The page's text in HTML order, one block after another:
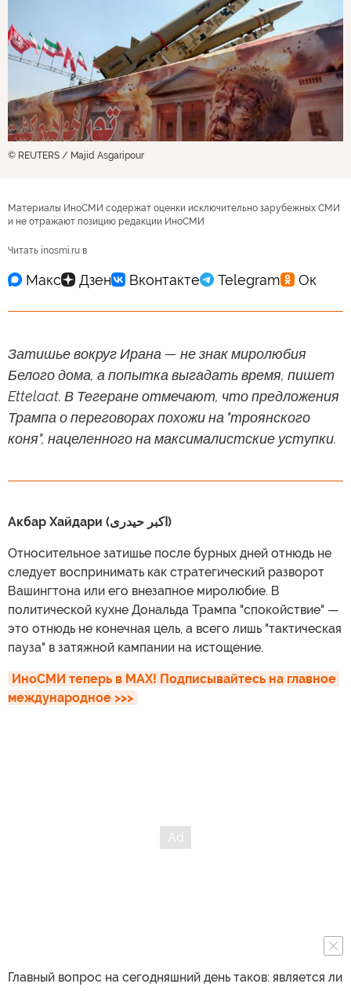
© REUTERS / Majid Asgaripour
Материалы ИноСМИ содержат оценки исключительно зарубежных СМИ
и не отражают позицию редакции ИноСМИ
Читать inosmi.ru в
Затишье вокруг Ирана — не знак миролюбия
Белого дома, а попытка выгадать время, пишет
Ettelaat. В Тегеране отмечают, что предложения
Трампа о переговорах похожи на "троянского
коня", нацеленного на максималистские уступки.
Акбар Хайдари (اکبر حیدری)
Относительное затишье после бурных дней отнюдь не
следует воспринимать как стратегический разворот
Вашингтона или его внезапное миролюбие. В
политической кухне Дональда Трампа "спокойствие" —
это отнюдь не конечная цель, а всего лишь "тактическая
пауза" в затяжной кампании на истощение.
ИноСМИ теперь в MAX! Подписывайтесь на главное
международное >>>
Главный вопрос на сегодняшний день таков: является ли